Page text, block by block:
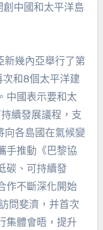
創中國和太平洋島
新幾內亞舉行了第
次和8個太平洋建
中國表示要和太
續發展議程，支
向各島國在氣候變
手推動《巴黎協
碳、可持續發
作不斷深化開始
問斐濟，并首次
集體會晤，提升